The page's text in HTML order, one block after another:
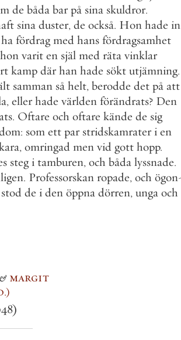
de båda bar på sina skuldror.
sina duster, de också. Hon hade
ha fördrag med hans fördragsamhet
hon varit en själ med räta vinklar
kamp där han hade sökt utjämning.
samman så helt, berodde det på att
, eller hade världen förändrats? Den
. Oftare och oftare kände de sig
: som ett par stridskamrater i en
, omringad men vid gott hopp.
steg i tamburen, och båda lyssnade.
. Professorskan ropade, och ögon
stod de i den öppna dörren, unga och
& margit